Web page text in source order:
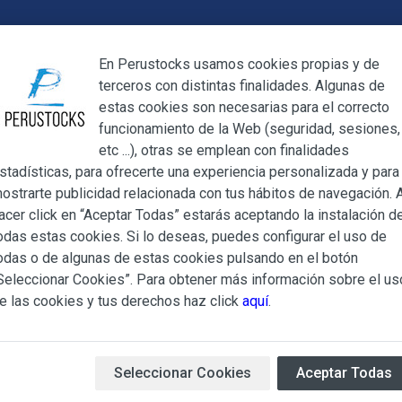
Megamenu Mi cuenta Blog
Sabrocito 10 unidades
Chorizo
Chorizo Santarrosano
formato paquete de 10
Disponibilidad:Sin stock
Generales regulan la adquisición de los productos
del que es titular ALBERT SALA CIGÜELA y
PERUSTOCKS).
cualesquiera de los productos conlleva la aceptación plena
Condiciones Generales que se indican, sin perjuicio de la
que pudieran ser de aplicación al adquirir
Cerrar
En Perustocks usamos cookies propias y de
terceros con distintas finalidades. Algunas de
estas cookies son necesarias para el correcto
funcionamiento de la Web (seguridad, sesiones,
etc ...), otras se emplean con finalidades
para ofrecerte una experiencia personalizada y para
publicidad relacionada con tus hábitos de navegación.
click en “Aceptar Todas” estarás aceptando la instalación
estas cookies. Si lo deseas, puedes configurar el uso de
o de algunas de estas cookies pulsando en el botón
Cookies”. Para obtener más información sobre el
las cookies y tus derechos haz click aquí.
Seleccionar Cookies Aceptar Todas